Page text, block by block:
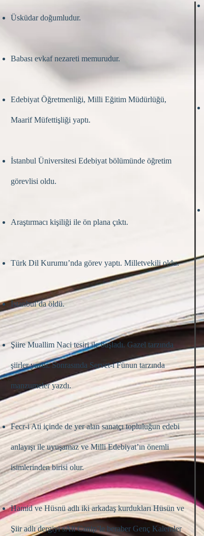
Üsküdar doğumludur.
Babası evkaf nezareti memurudur.
Edebiyat Öğretmenliği, Milli Eğitim Müdürlüğü,
Maarif Müfettişliği yaptı.
İstanbul Üniversitesi Edebiyat bölümünde öğretim
görevlisi oldu.
Araştırmacı kişiliği ile ön plana çıktı.
Türk Dil Kurumu’nda görev yaptı. Milletvekili oldu.
İstanbul’da öldü.
Şiire Muallim Naci tesiri ile başladı. Gazel tarzında
şiirler yazdı. Sonrasında Servet-i Fünun tarzında
manzumeler yazdı.
Fecr-i Ati içinde de yer alan sanatçı topluluğun edebi
anlayışı ile uyuşamaz ve Milli Edebiyat’ın önemli
isimlerinden birisi olur.
Hamid ve Hüsnü adlı iki arkadaş kurdukları Hüsün ve
Şiir adlı dergiyi sAli Canip’le beraber Genç Kalemler